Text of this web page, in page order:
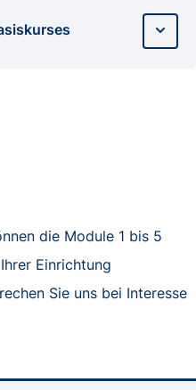
die Module 1 bis 5
Einrichtung
Sie uns bei Interesse